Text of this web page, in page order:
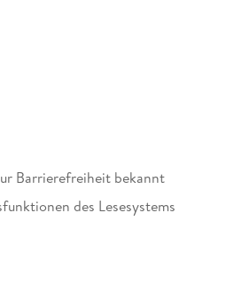
Frauen, die ihren Weg gehen, 1
Barrierefreiheit bekannt
des Lesesystems